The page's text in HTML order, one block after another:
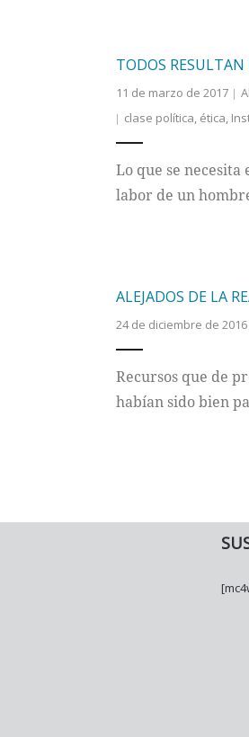
TODOS RESULTAN
11 de marzo de 2017
clase política, ética,
Lo que se necesita
labor de un
ALEJADOS DE LA
24 de diciembre de 2016
Recursos que de
habían sido bien